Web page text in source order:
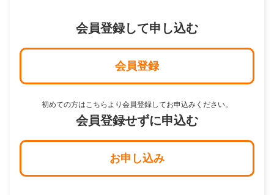
会員登録して申し込む
会員登録
初めての方はこちらより会員登録してお申込みください。
会員登録せずに申込む
お申し込み